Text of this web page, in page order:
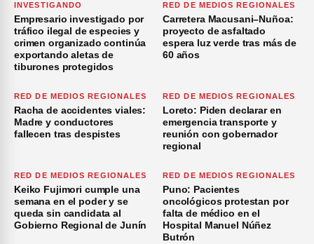
INVESTIGANDO
Empresario investigado por
tráfico ilegal de especies y
crimen organizado continúa
exportando aletas de
tiburones protegidos
RED DE MEDIOS REGIONALES
Carretera Macusani–Nuñoa:
proyecto de asfaltado
espera luz verde tras más de
60 años
RED DE MEDIOS REGIONALES
Racha de accidentes viales:
Madre y conductores
fallecen tras despistes
RED DE MEDIOS REGIONALES
Loreto: Piden declarar en
emergencia transporte y
reunión con gobernador
regional
RED DE MEDIOS REGIONALES
Keiko Fujimori cumple una
semana en el poder y se
queda sin candidata al
Gobierno Regional de Junín
RED DE MEDIOS REGIONALES
Puno: Pacientes
oncológicos protestan por
falta de médico en el
Hospital Manuel Núñez
Butrón